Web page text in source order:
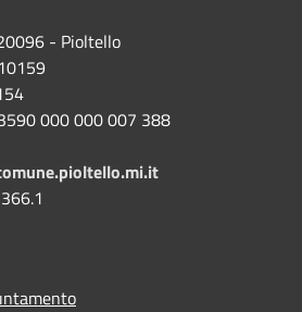
- Pioltello
000 000 007 388